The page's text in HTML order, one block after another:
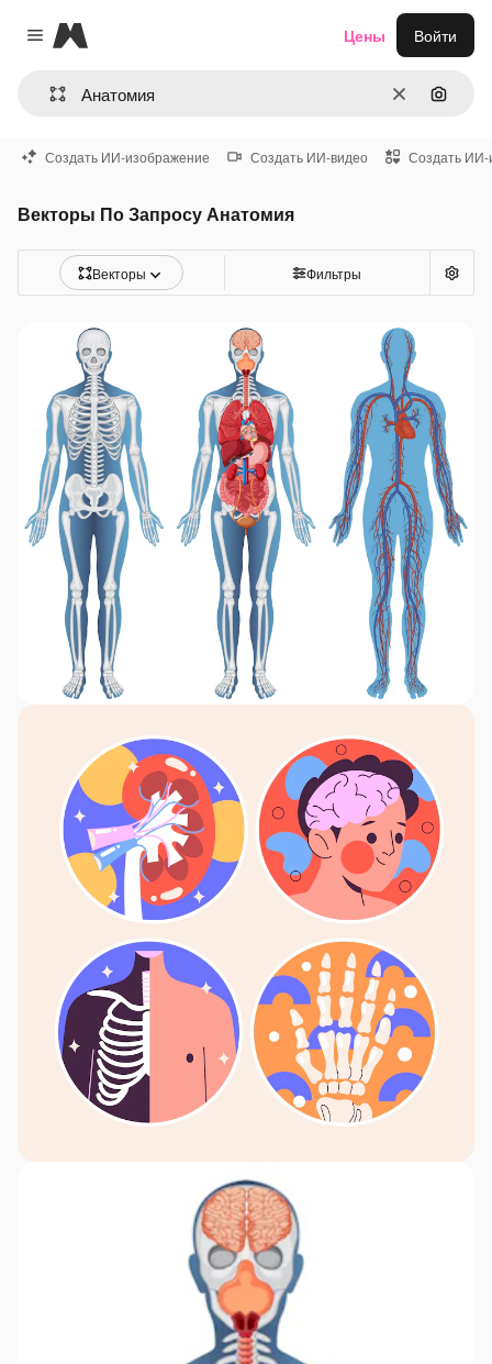
Close menu
Magnific
ОчиститьПоиск
Цены Войти
Создать ИИ-изображение Создать ИИ-видео Создать ИИ-
Векторы По Запросу Анатомия
Векторы Фильтры